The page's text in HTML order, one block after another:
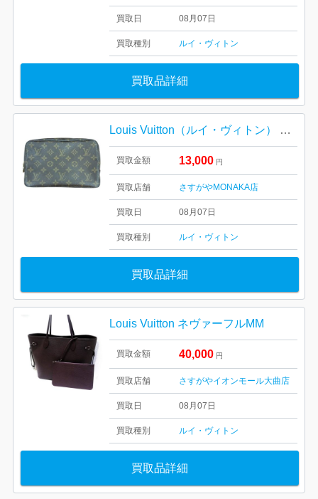
買取日 08月07日
買取種別 ルイ・ヴィトン
買取品詳細
Louis Vuitton（ルイ・ヴィトン） モノグラム ポーチ
買取金額 13,000 円
買取店舗 さすがやMONAKA店
買取日 08月07日
買取種別 ルイ・ヴィトン
買取品詳細
Louis Vuitton ネヴァーフルMM
買取金額 40,000 円
買取店舗 さすがやイオンモール大曲店
買取日 08月07日
買取種別 ルイ・ヴィトン
買取品詳細